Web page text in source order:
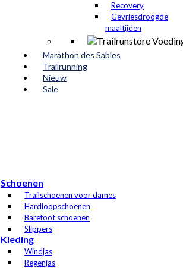
Recovery
Gevriesdroogde
maaltijden
Marathon des Sables
Trailrunning
Nieuw
Sale
Schoenen
Trailschoenen voor dames
Hardloopschoenen
Barefoot schoenen
Slippers
Kleding
Windjas
Regenjas